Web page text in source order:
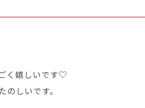
く嬉しいです♡
しいです。